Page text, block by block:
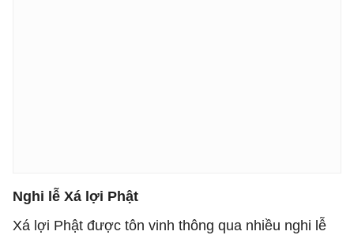
Nghi lễ Xá lợi Phật
Xá lợi Phật được tôn vinh thông qua nhiều nghi lễ